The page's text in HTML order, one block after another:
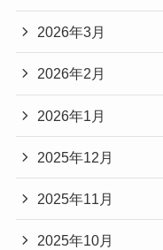
2026年3月
2026年2月
2026年1月
2025年12月
2025年11月
2025年10月